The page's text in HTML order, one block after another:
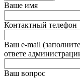
Ваше имя
Контактный телефон
Ваш e-mail
ответе
Ваш вопрос